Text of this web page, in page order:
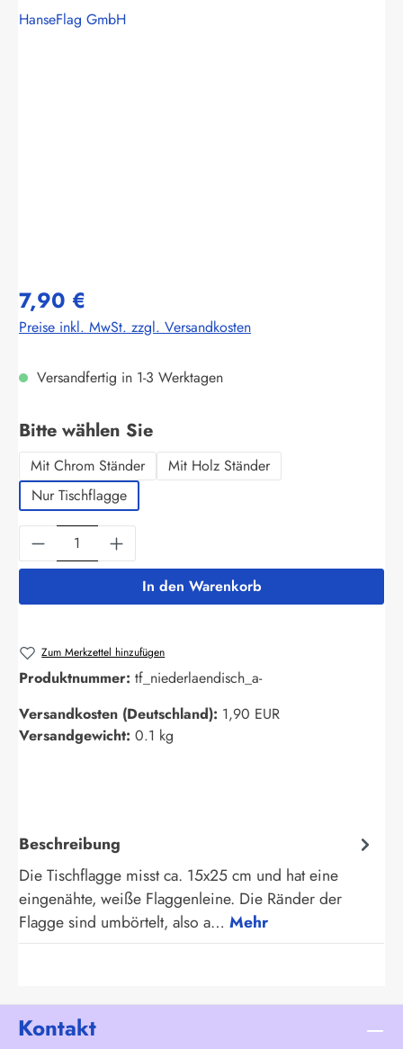
HanseFlag GmbH
7,90 €
Preise inkl. MwSt. zzgl. Versandkosten
Versandfertig in 1-3 Werktagen
Bitte wählen Sieauswählen
Mit Chrom Ständer
Mit Holz Ständer
Nur Tischflagge
Produkt Anzahl: Gib den gewünschten
In den Warenkorb
Zum Merkzettel hinzufügen
Produktnummer: tf_niederlaendisch_a-
Versandkosten (Deutschland): 1,90 EUR
Versandgewicht: 0.1 kg
Beschreibung
Die Tischflagge misst ca. 15x25 cm und hat eine
eingenähte, weiße Flaggenleine. Die Ränder der
Flagge sind umbörtelt, also a… Mehr
Kontakt